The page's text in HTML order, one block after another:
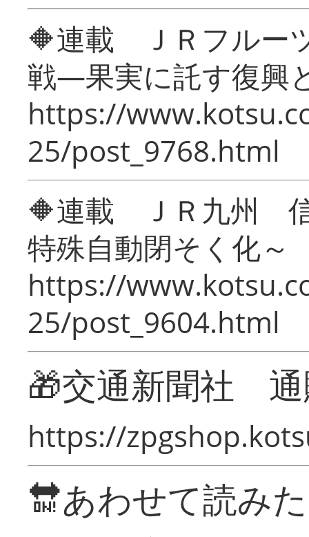
🔶連載 ＪＲフルー
戦―果実に託す復興
https://
25/post_9768.html
🔶連載 ＪＲ九州 信
特殊自動閉そく化～
https://
25/post_9604.html
🎁交通新聞社
https://
🔛あわせて読み